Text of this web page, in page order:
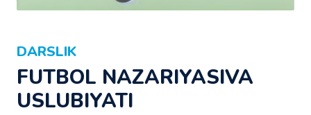
DARSLIK
FUTBOL NAZARIYASIVA
USLUBIYATI